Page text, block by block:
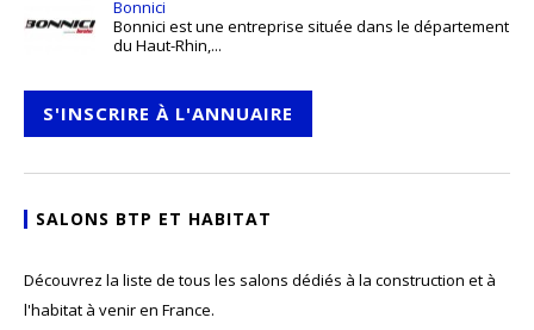
Bonnici
Bonnici est une entreprise située dans le département
du Haut-Rhin,...
S'INSCRIRE À L'ANNUAIRE
SALONS BTP ET HABITAT
Découvrez la liste de tous les salons dédiés à la construction et à
l'habitat à venir en France.